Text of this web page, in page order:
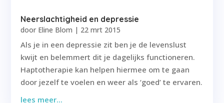
Neerslachtigheid en depressie
door Eline Blom | 22 mrt 2015
Als je in een depressie zit ben je de levenslust
kwijt en belemmert dit je dagelijks functioneren.
Haptotherapie kan helpen hiermee om te gaan
door jezelf te voelen en weer als ‘goed’ te ervaren.
lees meer...